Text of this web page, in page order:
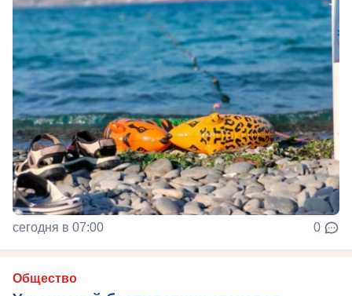
сегодня в 07:00 0
Общество